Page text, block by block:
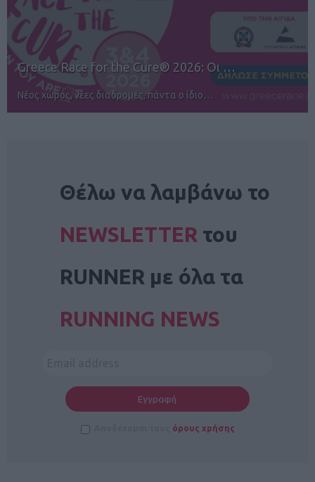
12ος TUI Rhodes Marathon: Άνοιγμα ε…
Αγώνες για όλους στην Ρόδο
Θέλω να λαμβάνω το
NEWSLETTER του
RUNNER με όλα τα
RUNNING NEWS
όρους χρήσης